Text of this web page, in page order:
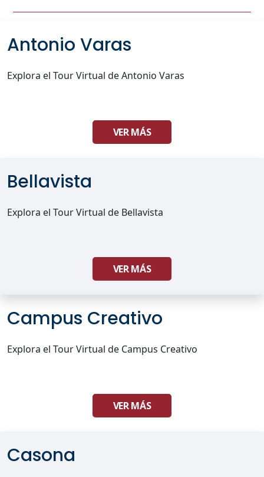
Antonio Varas
Explora el Tour Virtual de Antonio Varas
VER MÁS
Bellavista
Explora el Tour Virtual de Bellavista
VER MÁS
Campus Creativo
Explora el Tour Virtual de Campus Creativo
VER MÁS
Casona